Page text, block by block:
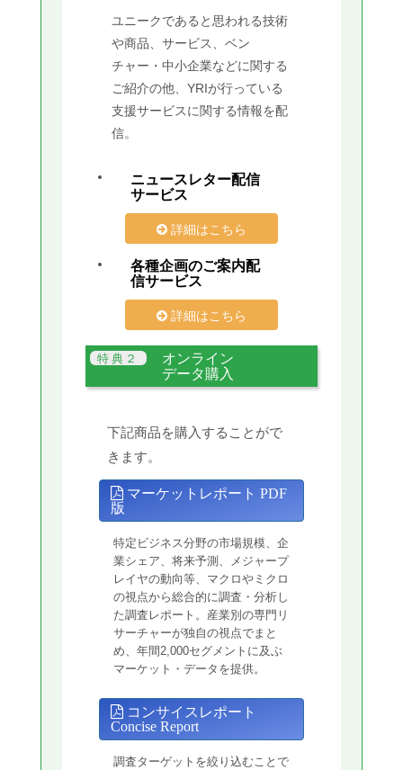
ユニークであると思われる技術
や商品、サービス、ベン
チャー・中小企業などに関する
ご紹介の他、YRIが行っている
支援サービスに関する情報を配
信。
ニュースレター配信
サービス
詳細はこちら
各種企画のご案内配
信サービス
詳細はこちら
オンライン
データ購入
下記商品を購入することがで
きます。
マーケットレポート PDF
版
特定ビジネス分野の市場規模、企
業シェア、将来予測、メジャープ
レイヤの動向等、マクロやミクロ
の視点から総合的に調査・分析し
た調査レポート。産業別の専門リ
サーチャーが独自の視点でまと
め、年間2,000セグメントに及ぶ
マーケット・データを提供。
コンサイスレポート
Concise Report
調査ターゲットを絞り込むことで